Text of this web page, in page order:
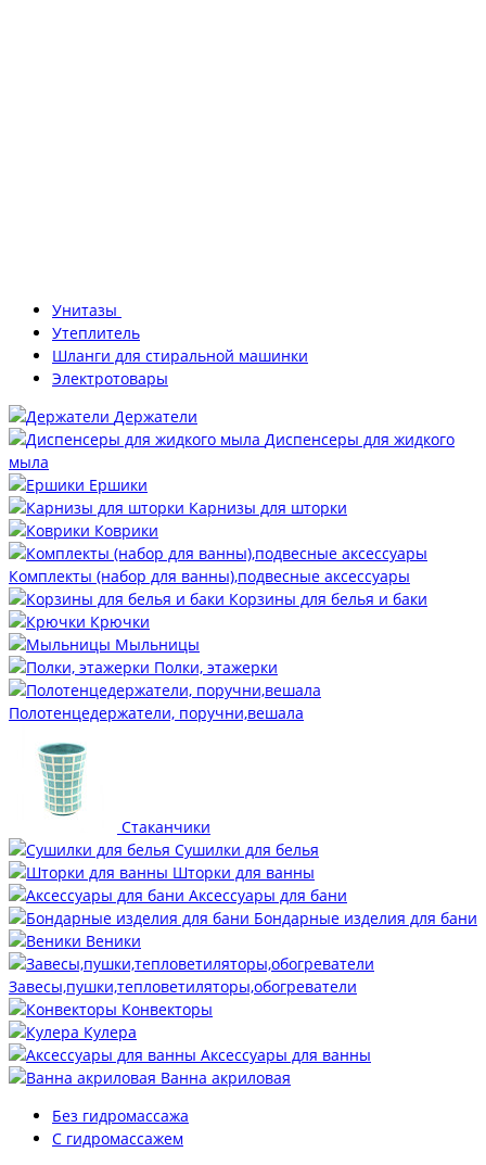
Унитазы
Утеплитель
Шланги для стиральной машинки
Электротовары
Держатели
Диспенсеры для жидкого
мыла
Ершики
Карнизы для шторки
Коврики
Комплекты (набор для ванны),подвесные аксессуары
Корзины для белья и баки
Крючки
Мыльницы
Полки, этажерки
Полотенцедержатели, поручни,вешала
Стаканчики
Сушилки для белья
Шторки для ванны
Аксессуары для бани
Бондарные изделия для бани
Веники
Завесы,пушки,тепловетиляторы,обогреватели
Конвекторы
Кулера
Аксессуары для ванны
Ванна акриловая
Без гидромассажа
С гидромассажем